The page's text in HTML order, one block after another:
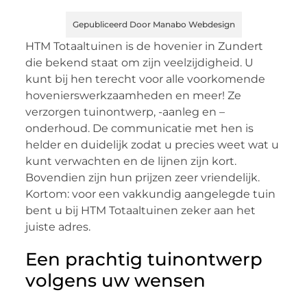
Gepubliceerd Door Manabo Webdesign
HTM Totaaltuinen is de hovenier in Zundert
die bekend staat om zijn veelzijdigheid. U
kunt bij hen terecht voor alle voorkomende
hovenierswerkzaamheden en meer! Ze
verzorgen tuinontwerp, -aanleg en –
onderhoud. De communicatie met hen is
helder en duidelijk zodat u precies weet wat u
kunt verwachten en de lijnen zijn kort.
Bovendien zijn hun prijzen zeer vriendelijk.
Kortom: voor een vakkundig aangelegde tuin
bent u bij HTM Totaaltuinen zeker aan het
juiste adres.
Een prachtig tuinontwerp
volgens uw wensen